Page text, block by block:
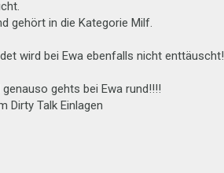
gehört in die Kategorie Milf.
wird bei Ewa ebenfalls nicht enttäuscht!
gehts bei Ewa rund!!!!
Dirty Talk Einlagen